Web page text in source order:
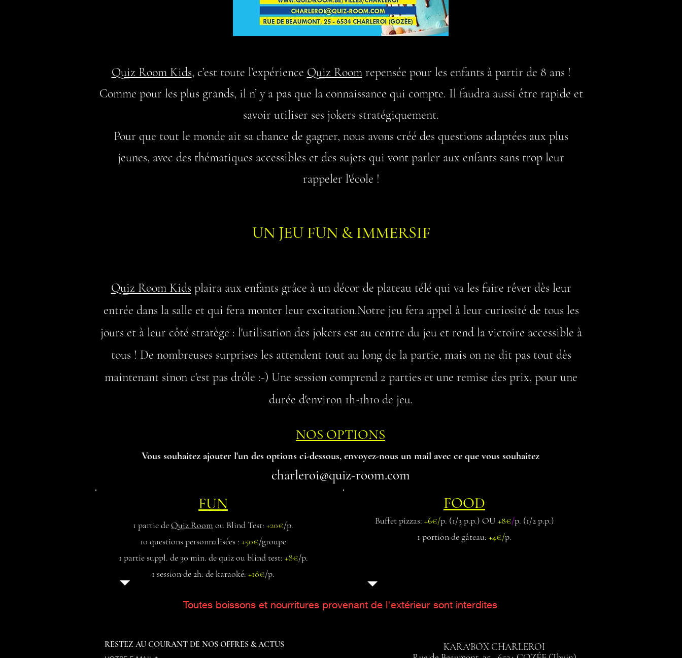
Quiz Room Kids, c’est toute l’expérience Quiz Roomrepensée pour les enfants à partir de 8 ans !
Comme pour les plus grands, il n’ y a pas que la connaissance qui compte. Il faudra aussi être rapide et
savoir utiliser ses jokers stratégiquement.
Pour que tout le monde ait sa chance de gagner, nous avons créé des questions adaptées aux plus
jeunes, avec des thématiques accessibles et des sujets qui vont parler aux enfants sans trop leur
rappeler l'école !
UN JEU FUN &IMMERSIF
Quiz Room Kids plaira aux enfants grâce à un décor de plateau télé qui va les faire rêver dès leur
entrée dans la salle et qui fera monter leur excitation.Notre jeu fera appel à leur curiosité de tous les
jours et à leur côté stratège : l'utilisation des jokers est au centre du jeu et rend la victoire accessible à
tous ! De nombreuses surprises les attendent tout au long de la partie, mais on ne dit pas tout dès
maintenant sinon c'est pas drôle :-) Une session comprend 2 parties et une remise des prix, pour une
durée d'environ 1h-1h10 de jeu.
NOS OPTIONS
Vous souhaitez ajouter l'un des options ci-dessous, envoyez-nous un mail avec ce que vous souhaitez
charleroi@quiz-room.com
FUN
1 partie de Quiz Room ou Blind Test: +20€/p.
10 questions personnalisées : +50€/groupe
1 partie suppl. de 30 min. de quiz ou blind test: +8€/p.
1 session de 2h. de karaoké: +18€/p.
FOOD
Buffet pizzas: +6€/p. (1/3 p.p.) OU +8€/p. (1/2 p.p.)
1 portion de gâteau: +4€/p.
Toutes boissons et nourritures provenant de l'extérieur sont interdites
RESTEZ AU COURANT DE NOS OFFRES & ACTUS
KARA'BOX CHARLEROI